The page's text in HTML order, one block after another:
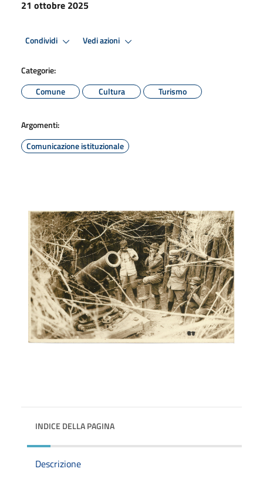
21 ottobre 2025
Condividi Vedi azioni
Categorie:
Comune
Cultura Turismo
Argomenti:
Comunicazione istituzionale
INDICE DELLA PAGINA
Descrizione